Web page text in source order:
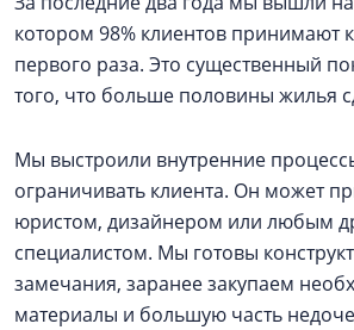
котором 98% клиентов принимают
первого раза. Это существенный
того, что больше половины жилья
Мы выстроили внутренние
ограничивать клиента. Он может
юристом, дизайнером или любым
специалистом. Мы готовы
замечания, заранее закупаем
материалы и большую часть